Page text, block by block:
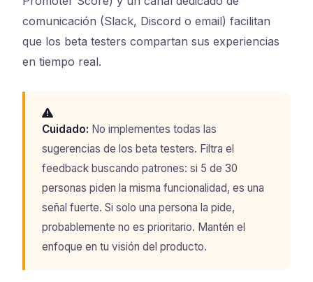
comunicación (Slack, Discord o email) facilitan
que los beta testers compartan sus experiencias
en tiempo real.
Cuidado: No implementes todas las
sugerencias de los beta testers. Filtra el
feedback buscando patrones: si 5 de 30
personas piden la misma funcionalidad, es una
señal fuerte. Si solo una persona la pide,
probablemente no es prioritario. Mantén el
enfoque en tu visión del producto.